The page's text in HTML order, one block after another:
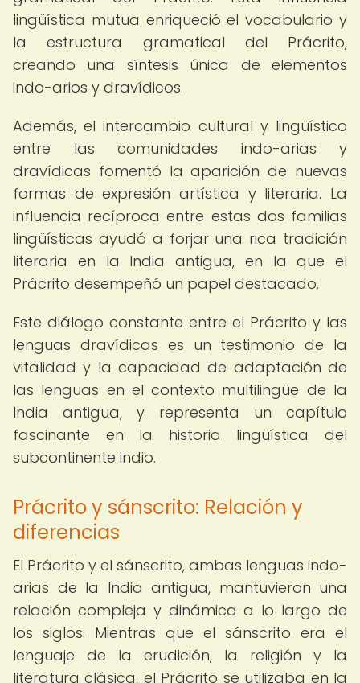
lingüística mutua enriqueció el vocabulario y
la estructura gramatical del Prácrito,
creando una síntesis única de elementos
indo-arios y dravídicos.
Además, el intercambio cultural y lingüístico
entre las comunidades indo-arias y
dravídicas fomentó la aparición de nuevas
formas de expresión artística y literaria. La
influencia recíproca entre estas dos familias
lingüísticas ayudó a forjar una rica tradición
literaria en la India antigua, en la que el
Prácrito desempeñó un papel destacado.
Este diálogo constante entre el Prácrito y las
lenguas dravídicas es un testimonio de la
vitalidad y la capacidad de adaptación de
las lenguas en el contexto multilingüe de la
India antigua, y representa un capítulo
fascinante en la historia lingüística del
subcontinente indio.
Prácrito y sánscrito: Relación y
diferencias
El Prácrito y el sánscrito, ambas lenguas indo-
arias de la India antigua, mantuvieron una
relación compleja y dinámica a lo largo de
los siglos. Mientras que el sánscrito era el
lenguaje de la erudición, la religión y la
literatura clásica, el Prácrito se utilizaba en la